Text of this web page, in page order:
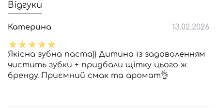
Відгуки
Катерина 13.02.2026
Якісна зубна паста)) Дитина із задоволенням
чистить зубки + придбали щітку цього ж
бренду. Приємний смак та аромат👌